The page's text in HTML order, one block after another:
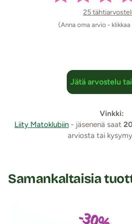
25
(Anna oma arvio -
Jätä arvostelu
Vinkki:
Liity Matoklubiin - jäsenenä saat
arviosta tai
Samankaltaisia